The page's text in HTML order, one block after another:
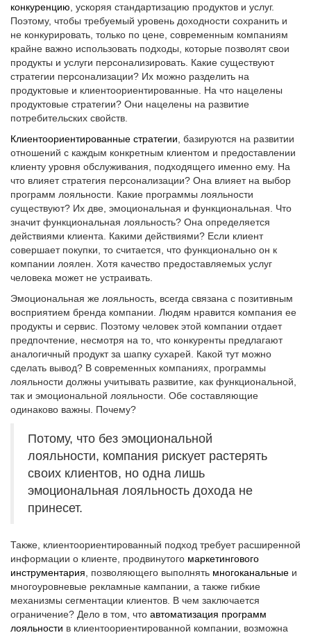
конкуренцию , ускоряя стандартизацию продуктов и услуг.
Поэтому, чтобы требуемый уровень доходности сохранить и
не конкурировать, только по цене, современным компаниям
крайне важно использовать подходы, которые позволят свои
продукты и услуги персонализировать. Какие существуют
стратегии персонализации? Их можно разделить на
продуктовые и клиентоориентированные. На что нацелены
продуктовые стратегии? Они нацелены на развитие
потребительских свойств.
Клиентоориентированные стратегии , базируются на развитии
отношений с каждым конкретным клиентом и предоставлении
клиенту уровня обслуживания, подходящего именно ему. На
что влияет стратегия персонализации? Она влияет на выбор
программ лояльности. Какие программы лояльности
существуют? Их две, эмоциональная и функциональная. Что
значит функциональная лояльность? Она определяется
действиями клиента. Какими действиями? Если клиент
совершает покупки, то считается, что функционально он к
компании лоялен. Хотя качество предоставляемых услуг
человека может не устраивать.
Эмоциональная же лояльность, всегда связана с позитивным
восприятием бренда компании. Людям нравится компания ее
продукты и сервис. Поэтому человек этой компании отдает
предпочтение, несмотря на то, что конкуренты предлагают
аналогичный продукт за шапку сухарей. Какой тут можно
сделать вывод? В современных компаниях, программы
лояльности должны учитывать развитие, как функциональной,
так и эмоциональной лояльности. Обе составляющие
одинаково важны. Почему?
Потому, что без эмоциональной
лояльности, компания рискует растерять
своих клиентов, но одна лишь
эмоциональная лояльность дохода не
принесет.
Также, клиентоориентированный подход требует расширенной
информации о клиенте, продвинутого маркетингового
инструментария , позволяющего выполнять многоканальные и
многоуровневые рекламные кампании, а также гибкие
механизмы сегментации клиентов. В чем заключается
ограничение? Дело в том, что автоматизация программ
лояльности в клиентоориентированной компании, возможна